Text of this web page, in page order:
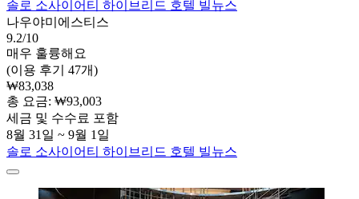
솔로 소사이어티 하이브리드 호텔 빌뉴스
나우야미에스티스
9.2/10
매우 훌륭해요
(이용 후기 47개)
₩83,038
총 요금: ₩93,003
세금 및 수수료 포함
8월 31일 ~ 9월 1일
솔로 소사이어티 하이브리드 호텔 빌뉴스